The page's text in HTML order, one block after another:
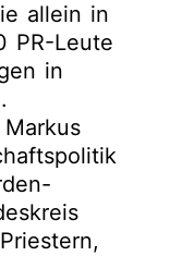
allein in
PR-Leute
in